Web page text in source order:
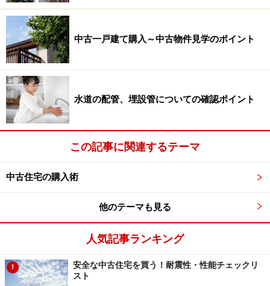
中古一戸建て購入～中古物件見学のポイント
水道の配管、埋設管についての確認ポイント
この記事に関連するテーマ
中古住宅の購入術
他のテーマも見る
人気記事ランキング
1
安全な中古住宅を買う！耐震性・性能チェックリ
スト